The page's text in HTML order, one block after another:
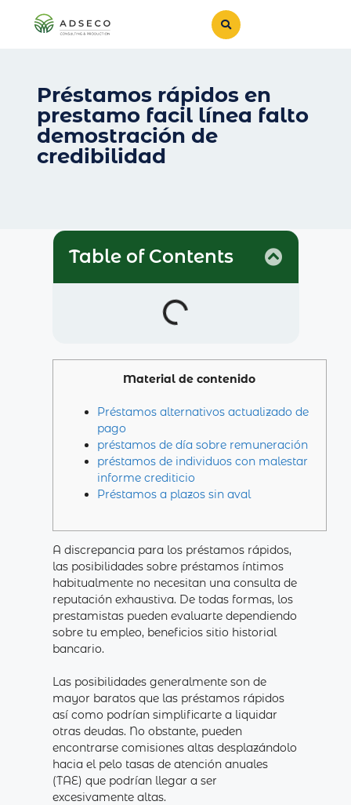
Préstamos rápidos en
prestamo facil línea falto
demostración de
credibilidad
Table of Contents
Material de contenido
Préstamos alternativos actualizado de
pago
préstamos de día sobre remuneración
préstamos de individuos con malestar
informe crediticio
Préstamos a plazos sin aval
A discrepancia para los préstamos rápidos,
las posibilidades sobre préstamos íntimos
habitualmente no necesitan una consulta de
reputación exhaustiva. De todas formas, los
prestamistas pueden evaluarte dependiendo
sobre tu empleo, beneficios sitio historial
bancario.
Las posibilidades generalmente son de
mayor baratos que las préstamos rápidos
así­ como podrían simplificarte a liquidar
otras deudas. No obstante, pueden
encontrarse comisiones altas desplazándolo
hacia el pelo tasas de atención anuales
(TAE) que podrían llegar a ser
excesivamente altas.